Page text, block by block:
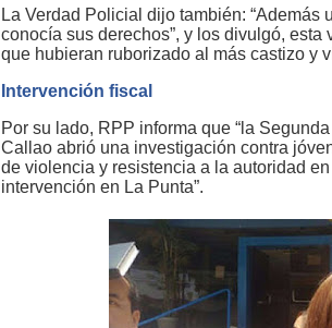
La Verdad Policial dijo también:
conocía sus derechos”, y los divulgó,
que hubieran ruborizado al más castizo y
Intervención fiscal
Por su lado, RPP informa que “la
Callao abrió una investigación contra
de violencia y resistencia a la autoridad
intervención en La Punta”.